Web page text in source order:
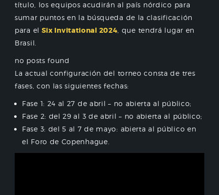
título, los equipos acudirán al país nórdico para
sumar puntos en la búsqueda de la clasificación
para el Six Invitational 2024 , que tendrá lugar en
Brasil.
no posts found
La actual configuración del torneo consta de tres
fases, con las siguientes fechas:
Fase 1: 24 al 27 de abril – no abierta al público;
Fase 2: del 29 al 3 de abril – no abierta al público;
Fase 3: del 5 al 7 de mayo: abierta al público en
el Foro de Copenhague.